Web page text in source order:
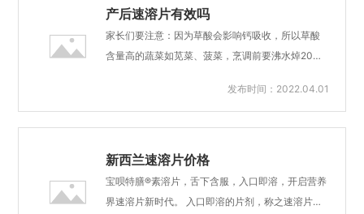
缺乏。宝呗特膳锌速溶片，中科...
生物利用度高；⑤弱酸性，可增加部分营养素稳定
性和溶解性；⑥便于携带、运输和贮存。缺点：①
生产工艺复杂，难度大；②成本高；③包装要求严
方，从工艺到生产，全程高标准。1-17岁及孕产
妇，帮助解决宝喂哺痛点，摆脱软胶囊/粉剂/滴剂等
烦”、“开...
产后速溶片有效吗
家长们要注意：因为草酸会影响钙吸收，所以草酸
含量高的蔬菜如苋菜、菠菜，烹调前要沸水焯20秒
收率反而会下降。有研究表明：当钙的摄入量为20
收率降低这一个问题，还有更严重的危害，那就是
会干扰锌、铁的吸收，造成锌和铁的缺乏；严重的
过量钙摄入还可出现高钙血症、高钙尿症，导致肾
发布时间：2022.04.01
新西兰速溶片价格
宝呗特膳®素溶片，舌下含服，入口即溶，开启营养
界速溶片新时代。 入口即溶的片剂，称之速溶片或